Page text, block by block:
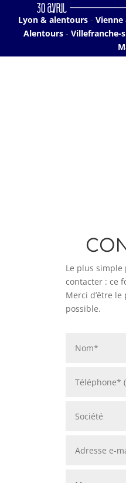
Lyon & alentours -
Alentours - Villefranche-
Le plus simple
contacter : ce
Merci d’être
possible.